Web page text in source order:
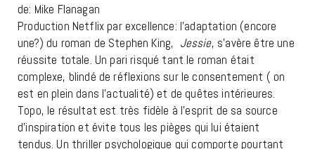
de: Mike Flanagan
Production Netflix par excellence: l’adaptation (encore
une?) du roman de Stephen King, Jessie, s’avère être une
réussite totale. Un pari risqué tant le roman était
complexe, blindé de réflexions sur le consentement ( on
est en plein dans l’actualité) et de quêtes intérieures.
Topo, le résultat est très fidèle à l’esprit de sa source
d’inspiration et évite tous les pièges qui lui étaient
tendus. Un thriller psychologique qui comporte pourtant